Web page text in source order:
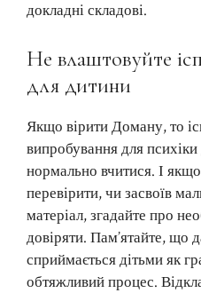
докладні складові.
Не влаштовуйте
для дитини
Якщо вірити Доману, то
випробування для
нормально вчитися. І
перевірити, чи засвоїв
матеріал, згадайте про
довіряти. Пам’ятайте, що
сприймається дітьми як
обтяжливий процес.